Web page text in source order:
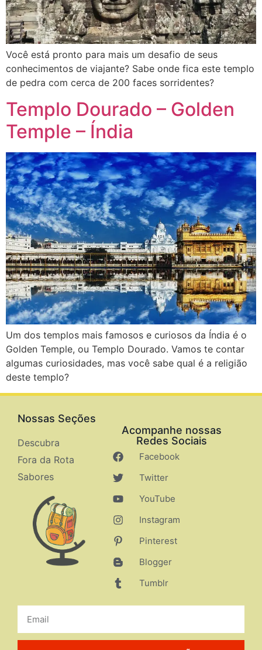
Você está pronto para mais um desafio de seus
conhecimentos de viajante? Sabe onde fica este templo
de pedra com cerca de 200 faces sorridentes?
Templo Dourado – Golden
Temple – Índia
Um dos templos mais famosos e curiosos da Índia é o
Golden Temple, ou Templo Dourado. Vamos te contar
algumas curiosidades, mas você sabe qual é a religião
deste templo?
Nossas Seções
Descubra
Fora da Rota
Sabores
Acompanhe nossas
Redes Sociais
Facebook
Twitter
YouTube
Instagram
Pinterest
Blogger
Tumblr